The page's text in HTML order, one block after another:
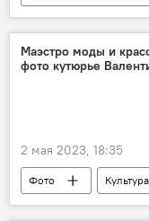
Происшествия, ЧП,
Россия
Маэстро моды и
фото кутюрье
2 мая 2023, 18:35
Фото Культура
мода
смерть